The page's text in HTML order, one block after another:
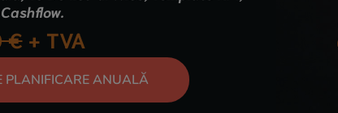
€+ TVA
PLANIFICARE ANUALĂ